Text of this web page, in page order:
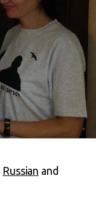
Russian and